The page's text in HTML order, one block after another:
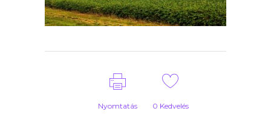
Nyomtatás 0 Kedvelés